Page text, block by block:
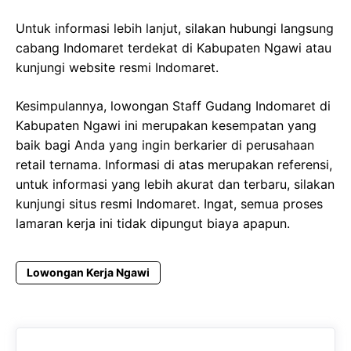
Untuk informasi lebih lanjut, silakan hubungi langsung
cabang Indomaret terdekat di Kabupaten Ngawi atau
kunjungi website resmi Indomaret.
Kesimpulannya, lowongan Staff Gudang Indomaret di
Kabupaten Ngawi ini merupakan kesempatan yang
baik bagi Anda yang ingin berkarier di perusahaan
retail ternama. Informasi di atas merupakan referensi,
untuk informasi yang lebih akurat dan terbaru, silakan
kunjungi situs resmi Indomaret. Ingat, semua proses
lamaran kerja ini tidak dipungut biaya apapun.
Lowongan Kerja Ngawi